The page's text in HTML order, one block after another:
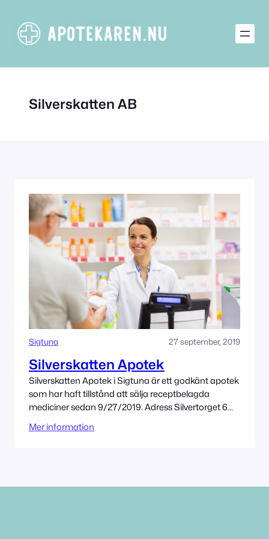
innehåll
Silverskatten AB
Sigtuna 27 september, 2019
Silverskatten Apotek
Silverskatten Apotek i Sigtuna är ett godkänt apotek
som har haft tillstånd att sälja receptbelagda
mediciner sedan 9/27/2019. Adress Silvertorget 6
AB
Mer information